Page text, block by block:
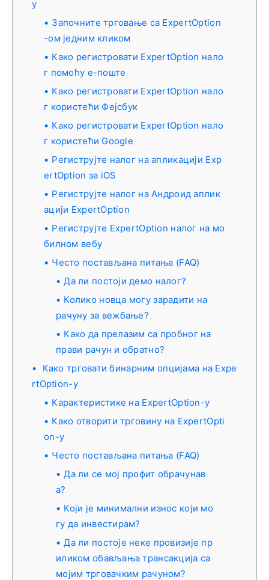
у
Започните трговање са ExpertOption
-ом једним кликом
Како регистровати ExpertOption нало
г помоћу е-поште
Како регистровати ExpertOption нало
г користећи Фејсбук
Како регистровати ExpertOption нало
г користећи Google
Региструјте налог на апликацији Exp
ertOption за iOS
Региструјте налог на Андроид аплик
ацији ExpertOption
Региструјте ExpertOption налог на мо
билном вебу
Често постављана питања (FAQ)
Да ли постоји демо налог?
Колико новца могу зарадити на
рачуну за вежбање?
Како да прелазим са пробног на
прави рачун и обратно?
Како трговати бинарним опцијама на Expe
rtOption-у
Карактеристике на ExpertOption-у
Како отворити трговину на ExpertOpti
on-у
Често постављана питања (FAQ)
Да ли се мој профит обрачунав
а?
Који је минимални износ који мо
гу да инвестирам?
Да ли постоје неке провизије пр
иликом обављања трансакција са
мојим трговачким рачуном?